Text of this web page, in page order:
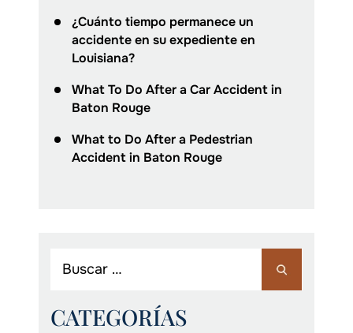
¿Cuánto tiempo permanece un
accidente en su expediente en
Louisiana?
What To Do After a Car Accident in
Baton Rouge
What to Do After a Pedestrian
Accident in Baton Rouge
CATEGORÍAS